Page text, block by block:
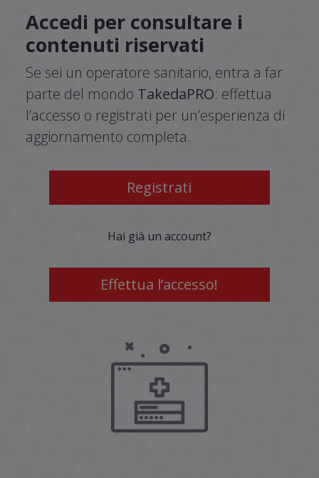
Accedi per consultare i
contenuti riservati
Se sei un operatore sanitario, entra a far
parte del mondo TakedaPRO: effettua
l’accesso o registrati per un’esperienza di
aggiornamento completa.
Registrati
Hai già un account?